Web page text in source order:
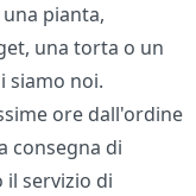
pianta,
una torta o un
siamo noi.
ore dall'ordine
consegna di
servizio di